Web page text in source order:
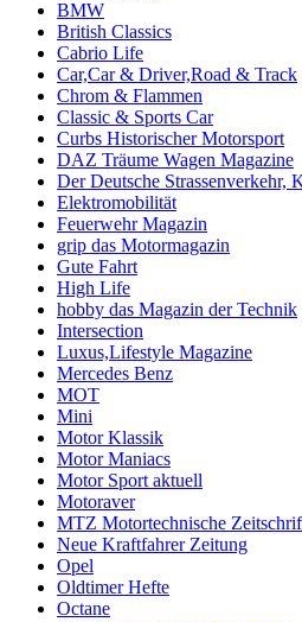
BMW
British Classics
Cabrio Life
Car,Car & Driver,Road & Track
Chrom & Flammen
Classic & Sports Car
Curbs Historischer Motorsport
DAZ Träume Wagen Magazine
Der Deutsche Strassenverkehr,
Elektromobilität
Feuerwehr Magazin
grip das Motormagazin
Gute Fahrt
High Life
hobby das Magazin der Technik
Intersection
Luxus,Lifestyle Magazine
Mercedes Benz
MOT
Mini
Motor Klassik
Motor Maniacs
Motor Sport aktuell
Motoraver
MTZ Motortechnische
Neue Kraftfahrer Zeitung
Opel
Oldtimer Hefte
Octane